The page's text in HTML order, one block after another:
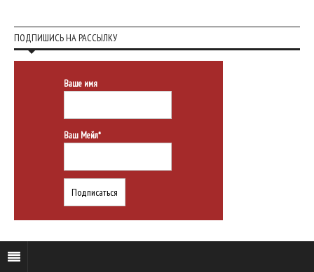
ПОДПИШИСЬ НА РАССЫЛКУ
Ваше имя
Ваш Мейл*